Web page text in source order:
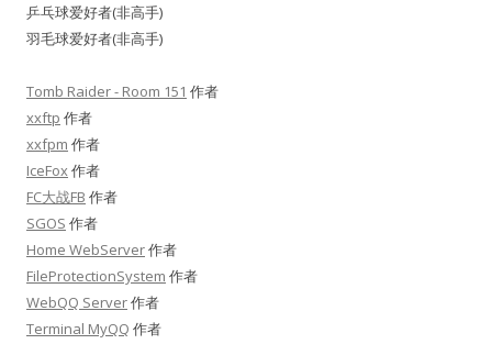
乒乓球爱好者(非高手)
羽毛球爱好者(非高手)
Tomb Raider - Room 151 作者
xxftp 作者
xxfpm 作者
IceFox作者
FC大战FB 作者
SGOS 作者
Home WebServer作者
FileProtectionSystem 作者
WebQQ Server作者
Terminal MyQQ 作者